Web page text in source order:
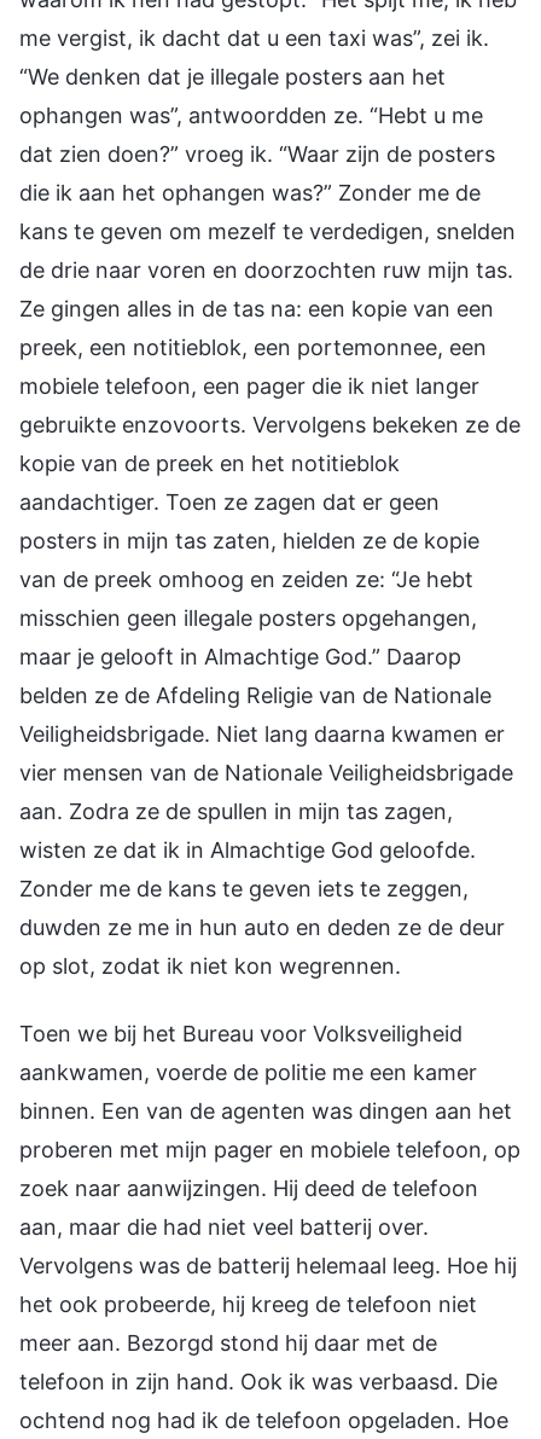
me vergist, ik dacht dat u een taxi was”, zei ik.
“We denken dat je illegale posters aan het
ophangen was”, antwoordden ze. “Hebt u me
dat zien doen?” vroeg ik. “Waar zijn de posters
die ik aan het ophangen was?” Zonder me de
kans te geven om mezelf te verdedigen, snelden
de drie naar voren en doorzochten ruw mijn tas.
Ze gingen alles in de tas na: een kopie van een
preek, een notitieblok, een portemonnee, een
mobiele telefoon, een pager die ik niet langer
gebruikte enzovoorts. Vervolgens bekeken ze de
kopie van de preek en het notitieblok
aandachtiger. Toen ze zagen dat er geen
posters in mijn tas zaten, hielden ze de kopie
van de preek omhoog en zeiden ze: “Je hebt
misschien geen illegale posters opgehangen,
maar je gelooft in Almachtige God.” Daarop
belden ze de Afdeling Religie van de Nationale
Veiligheidsbrigade. Niet lang daarna kwamen er
vier mensen van de Nationale Veiligheidsbrigade
aan. Zodra ze de spullen in mijn tas zagen,
wisten ze dat ik in Almachtige God geloofde.
Zonder me de kans te geven iets te zeggen,
duwden ze me in hun auto en deden ze de deur
op slot, zodat ik niet kon wegrennen.
Toen we bij het Bureau voor Volksveiligheid
aankwamen, voerde de politie me een kamer
binnen. Een van de agenten was dingen aan het
proberen met mijn pager en mobiele telefoon, op
zoek naar aanwijzingen. Hij deed de telefoon
aan, maar die had niet veel batterij over.
Vervolgens was de batterij helemaal leeg. Hoe hij
het ook probeerde, hij kreeg de telefoon niet
meer aan. Bezorgd stond hij daar met de
telefoon in zijn hand. Ook ik was verbaasd. Die
ochtend nog had ik de telefoon opgeladen. Hoe